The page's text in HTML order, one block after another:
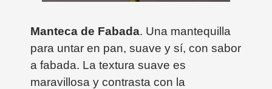
Manteca de Fabada. Una mantequilla
para untar en pan, suave y sí, con sabor
a fabada. La textura suave es
maravillosa y contrasta con la